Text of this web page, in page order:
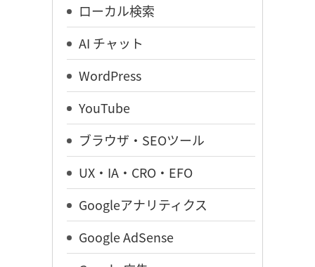
ローカル検索
AI チャット
WordPress
YouTube
ブラウザ・SEOツール
UX・IA・CRO・EFO
Googleアナリティクス
Google AdSense